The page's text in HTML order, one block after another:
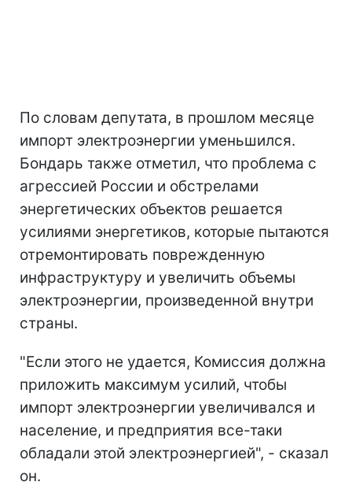
По словам депутата, в прошлом месяце
импорт электроэнергии уменьшился.
Бондарь также отметил, что проблема с
агрессией России и обстрелами
энергетических объектов решается
усилиями энергетиков, которые пытаются
отремонтировать поврежденную
инфраструктуру и увеличить объемы
электроэнергии, произведенной внутри
страны.
"Если этого не удается, Комиссия должна
приложить максимум усилий, чтобы
импорт электроэнергии увеличивался и
население, и предприятия все-таки
обладали этой электроэнергией", - сказал
он.